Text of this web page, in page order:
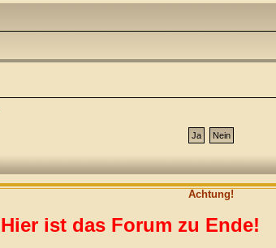
Achtung!
Hier ist das Forum zu Ende!